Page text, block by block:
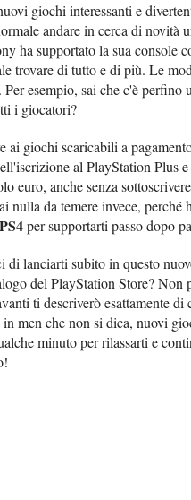
giochi interessanti e
andare in cerca di
ha supportato la sua console
trovare di tutto e di più. Le
Per esempio, sai che c'è
i giocatori?
ai giochi scaricabili a
al PlayStation Plus
euro, anche senza
nulla da temere invece, perché
per supportarti passo dopo
di lanciarti subito in questo
del PlayStation Store? Non
ti descriverò esattamente di
in men che non si dica, nuovi
minuto per rilassarti e